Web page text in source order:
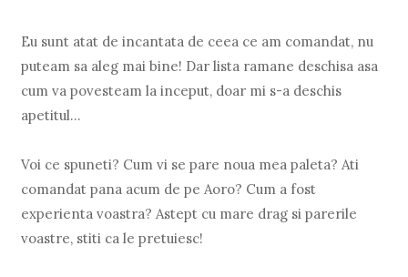
Eu sunt atat de incantata de ceea ce am comandat, nu
puteam sa aleg mai bine! Dar lista ramane deschisa asa
cum va povesteam la inceput, doar mi s-a deschis
apetitul…
Voi ce spuneti? Cum vi se pare noua mea paleta? Ati
comandat pana acum de pe Aoro? Cum a fost
experienta voastra? Astept cu mare drag si parerile
voastre, stiti ca le pretuiesc!